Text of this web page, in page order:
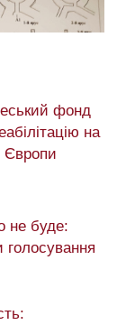
фонд
на
Європи
не буде:
голосування